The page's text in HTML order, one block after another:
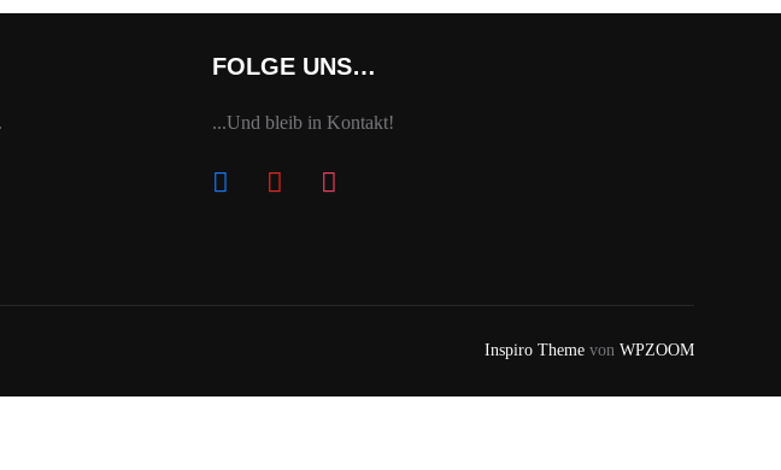
FOLGE UNS…
...Und bleib in Kontakt!
facebook youtube instagram
Inspiro Theme von WPZOOM